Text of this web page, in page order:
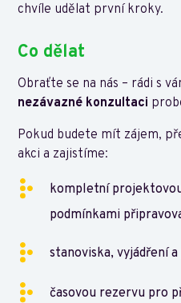
chvíle udělat první kroky.
Co dělat
Obraťte se na nás – rádi s
nezávazné konzultaci
Pokud budete mít zájem,
akci a zajistíme:
kompletní
podmínkami
stanoviska, vyjádření
časovou rezervu pro